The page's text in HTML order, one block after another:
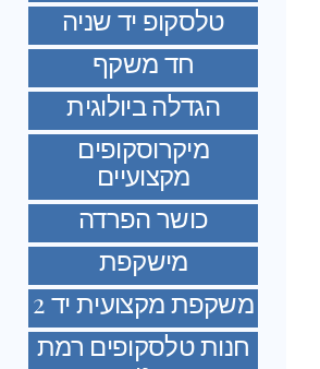
טלסקופ יד שניה
חד משקף
הגדלה ביולוגית
מיקרוסקופים
מקצועיים
כושר הפרדה
מישקפת
משקפת מקצועית יד 2
חנות טלסקופים רמת